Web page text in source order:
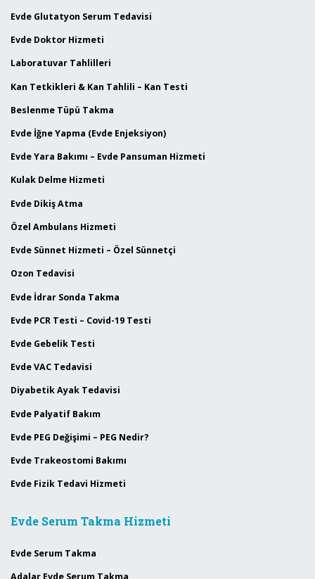
Evde Glutatyon Serum Tedavisi
Evde Doktor Hizmeti
Laboratuvar Tahlilleri
Kan Tetkikleri & Kan Tahlili – Kan Testi
Beslenme Tüpü Takma
Evde İğne Yapma (Evde Enjeksiyon)
Evde Yara Bakımı – Evde Pansuman Hizmeti
Kulak Delme Hizmeti
Evde Dikiş Atma
Özel Ambulans Hizmeti
Evde Sünnet Hizmeti – Özel Sünnetçi
Ozon Tedavisi
Evde İdrar Sonda Takma
Evde PCR Testi – Covid-19 Testi
Evde Gebelik Testi
Evde VAC Tedavisi
Diyabetik Ayak Tedavisi
Evde Palyatif Bakım
Evde PEG Değişimi – PEG Nedir?
Evde Trakeostomi Bakımı
Evde Fizik Tedavi Hizmeti
Evde Serum Takma Hizmeti
Evde Serum Takma
Adalar Evde Serum Takma